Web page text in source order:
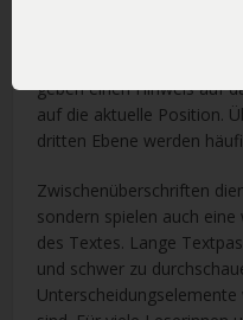
geben einen Hinweis auf
auf die aktuelle Position.
dritten Ebene werden
Zwischenüberschriften
sondern spielen auch
des Textes. Lange
und schwer zu